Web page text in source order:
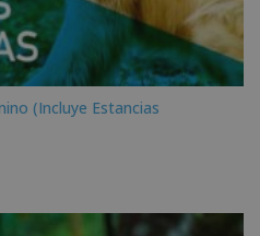
(Incluye Estancias